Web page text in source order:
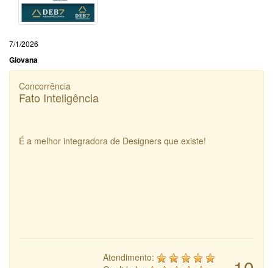
7/1/2026
Giovana
Concorrência
Fato Inteligência
É a melhor integradora de Designers que existe!
Atendimento: